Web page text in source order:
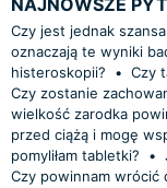
Czy jest jednak
oznaczają te wyniki
histeroskopii?
• Czy
Czy zostanie
wielkość zarodka
przed ciążą i mogę
pomyliłam tabletki?
•
Czy powinnam wrócić